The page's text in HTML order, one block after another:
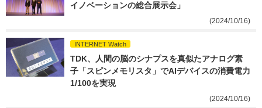
イノベーションの総合展示会」
(2024/10/16)
INTERNET Watch
TDK、人間の脳のシナプスを真似たアナログ素
子「スピンメモリスタ」でAIデバイスの消費電力
1/100を実現
(2024/10/16)